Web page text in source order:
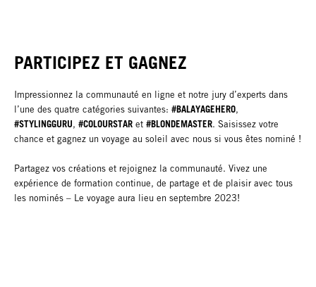
PARTICIPEZ ET GAGNEZ
Impressionnez la communauté en ligne et notre jury d’experts dans
l’une des quatre catégories suivantes: #BALAYAGEHERO,
#STYLINGGURU, #COLOURSTAR et #BLONDEMASTER. Saisissez votre
chance et gagnez un voyage au soleil avec nous si vous êtes nominé !
Partagez vos créations et rejoignez la communauté. Vivez une
expérience de formation continue, de partage et de plaisir avec tous
les nominés – Le voyage aura lieu en septembre 2023!